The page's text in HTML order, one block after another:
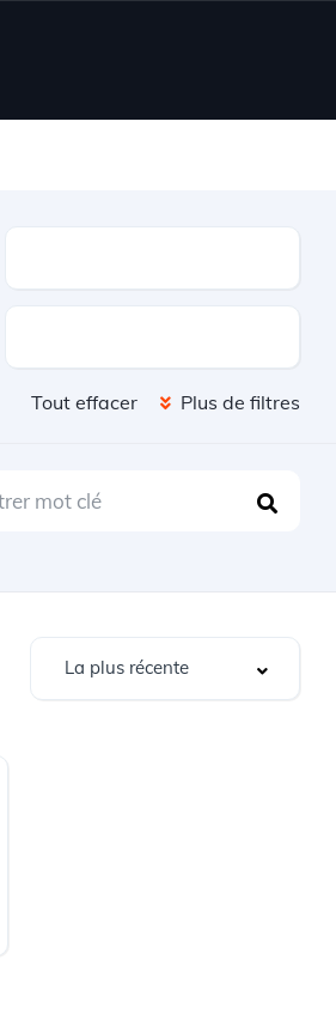
Tout effacer Plus de filtres
La plus récente